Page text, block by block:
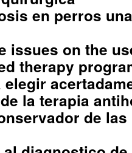
en perros
issues on the
therapy
la terapia
de